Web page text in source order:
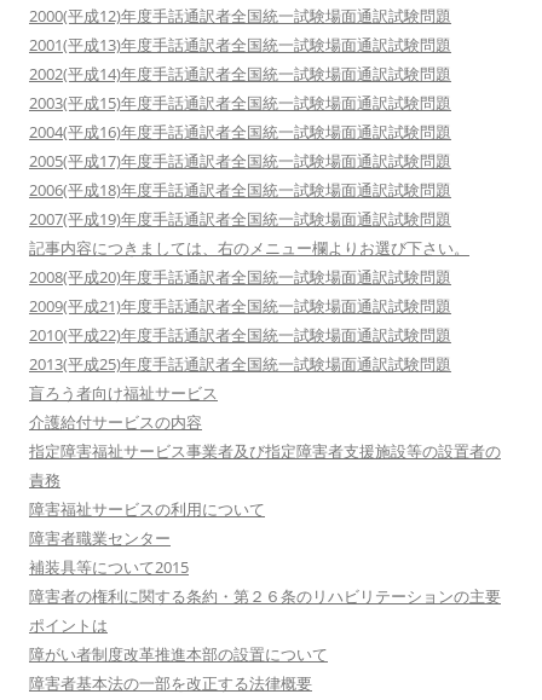
ン
2000(平成12)年度手話通訳者全国統一試験場面通訳試験問題
2001(平成13)年度手話通訳者全国統一試験場面通訳試験問題
2002(平成14)年度手話通訳者全国統一試験場面通訳試験問題
2003(平成15)年度手話通訳者全国統一試験場面通訳試験問題
2004(平成16)年度手話通訳者全国統一試験場面通訳試験問題
2005(平成17)年度手話通訳者全国統一試験場面通訳試験問題
2006(平成18)年度手話通訳者全国統一試験場面通訳試験問題
2007(平成19)年度手話通訳者全国統一試験場面通訳試験問題
記事内容につきましては、右のメニュー欄よりお選び下さい。
2008(平成20)年度手話通訳者全国統一試験場面通訳試験問題
2009(平成21)年度手話通訳者全国統一試験場面通訳試験問題
2010(平成22)年度手話通訳者全国統一試験場面通訳試験問題
2013(平成25)年度手話通訳者全国統一試験場面通訳試験問題
盲ろう者向け福祉サービス
介護給付サービスの内容
指定障害福祉サービス事業者及び指定障害者支援施設等の設置者の
責務
障害福祉サービスの利用について
障害者職業センター
補装具等について2015
障害者の権利に関する条約・第２６条のリハビリテーションの主要
ポイントは
障がい者制度改革推進本部の設置について
障害者基本法の一部を改正する法律概要